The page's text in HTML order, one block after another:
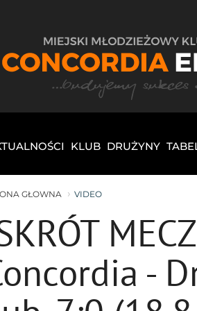
KLUB DRUŻYNY
GŁOWNA VIDEO
-